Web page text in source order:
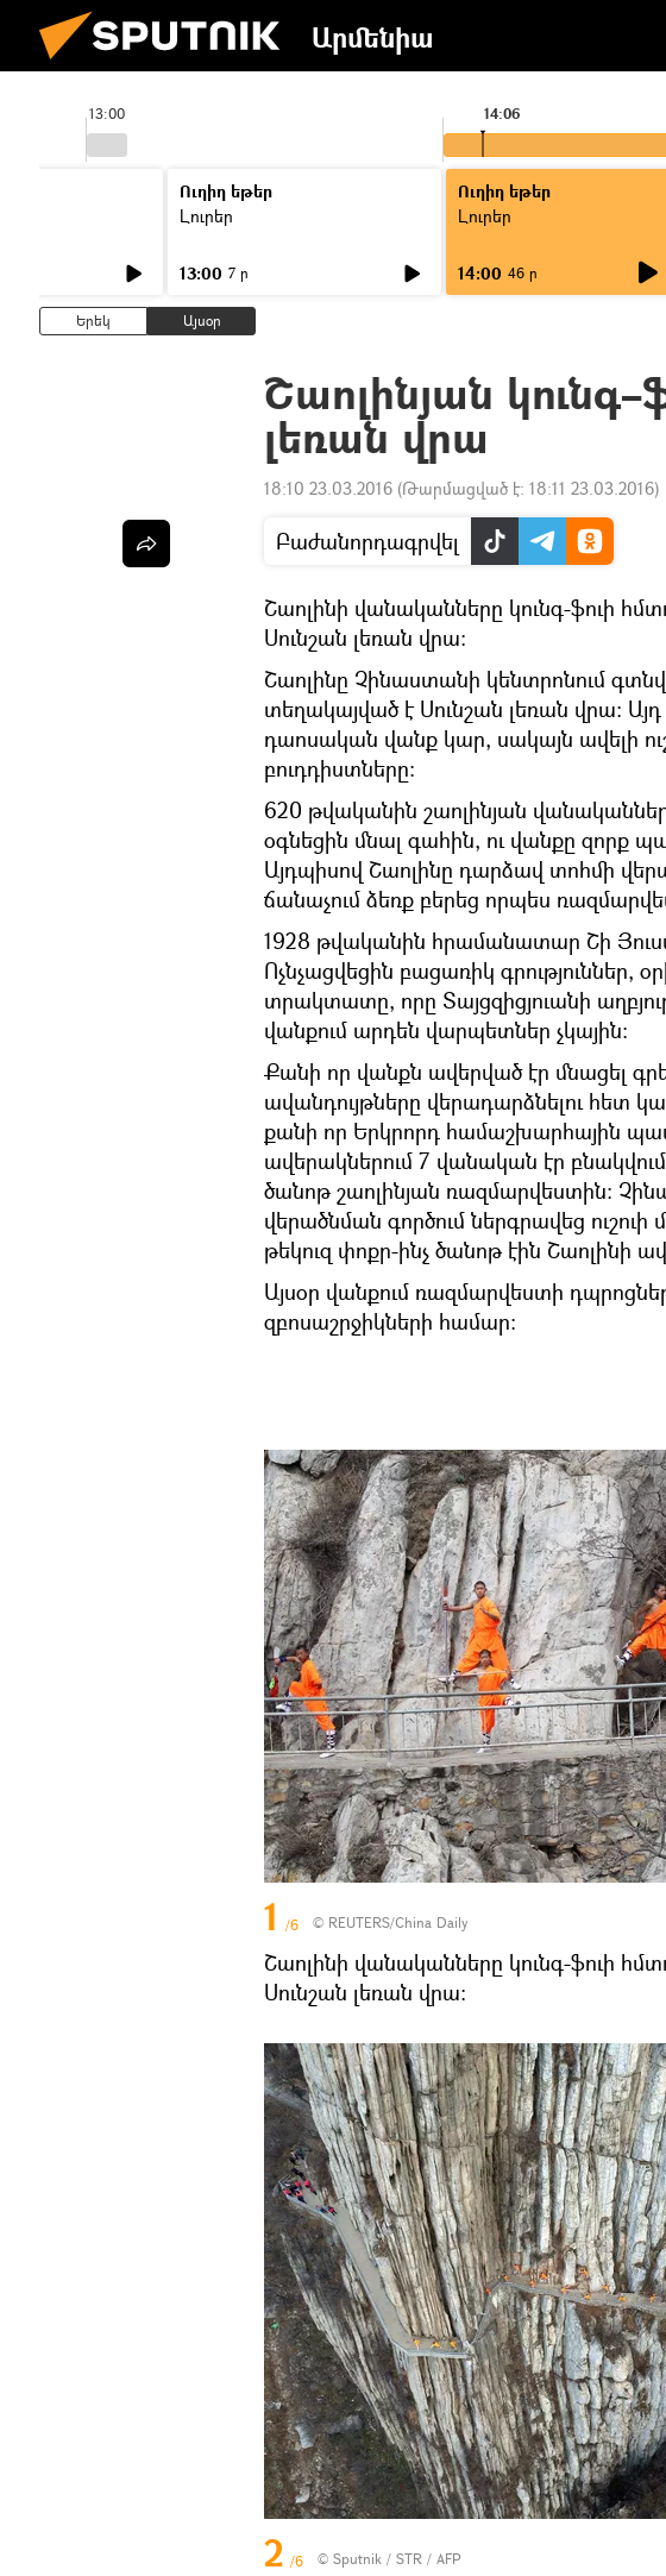
Արմենիա
13:00 14:06
Ուղիղ եթեր
Լուրեր
13:00 7 ր
Ուղիղ եթեր
Լուրեր
14:00 46 ր
Երեկ Այսօր
Շաոլինյան
լեռան վրա
18:10 23.03.2016 (Թարմացված է: 18:11 23.03.2016)
Բաժանորդագրվել
Շաոլինի վանականները կունգ-ֆուի
Սունշան լեռան վրա:
Շաոլինը Չինաստանի կենտրոնում
տեղակայված է Սունշան լեռան վրա։
դաոսական վանք կար, սակայն ավելի
բուդդիստները։
620 թվականին շաոլինյան
օգնեցին մնալ գահին, ու վանքը զորք
Այդպիսով Շաոլինը դարձավ տոհմի
ճանաչում ձեռք բերեց որպես
1928 թվականին հրամանատար Շի
Ոչնչացվեցին բացառիկ գրություններ,
տրակտատը, որը Տայցզիցյուանի
վանքում արդեն վարպետներ չկային։
Քանի որ վանքն ավերված էր մնացել
ավանդույթները վերադարձնելու հետ
քանի որ Երկրորդ համաշխարհային
ավերակներում 7 վանական էր
ծանոթ շաոլինյան ռազմարվեստին։
վերածնման գործում ներգրավեց
թեկուզ փոքր-ինչ ծանոթ էին Շաոլինի
Այսօր վանքում ռազմարվեստի
զբոսաշրջիկների համար։
1 /6 © REUTERS/China Daily
Շաոլինի վանականները կունգ-ֆուի
Սունշան լեռան վրա:
2 /6 © Sputnik / STR / AFP